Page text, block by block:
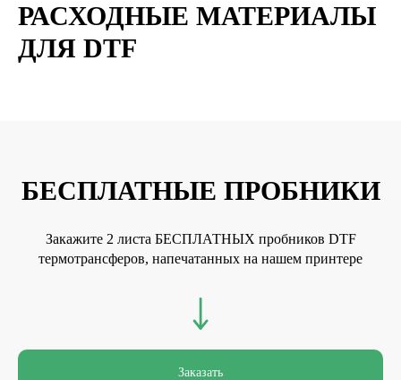
РАСХОДНЫЕ МАТЕРИАЛЫ
ДЛЯ DTF
БЕСПЛАТНЫЕ ПРОБНИКИ
Закажите 2 листа БЕСПЛАТНЫХ пробников DTF
термотрансферов, напечатанных на нашем принтере
Заказать
+7 831 231-20-03